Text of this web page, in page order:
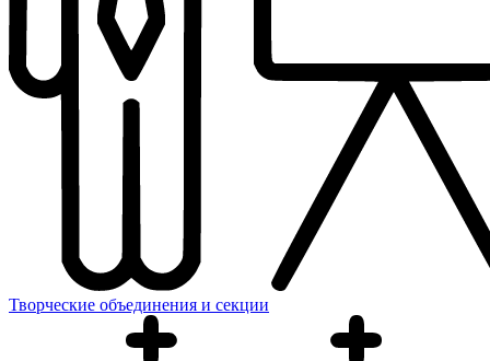
Творческие объединения и секции